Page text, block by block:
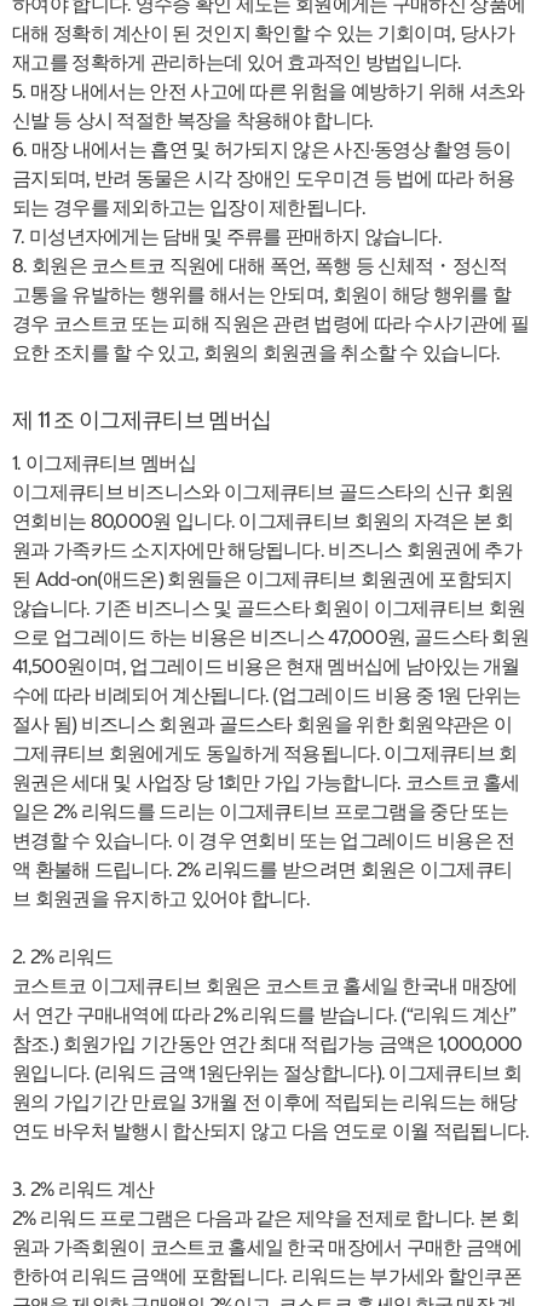
대해 정확히 계산이 된 것인지 확인할 수 있는 기회이며, 당사가
재고를 정확하게 관리하는데 있어 효과적인 방법입니다.
5. 매장 내에서는 안전 사고에 따른 위험을 예방하기 위해 셔츠와
신발 등 상시 적절한 복장을 착용해야 합니다.
6. 매장 내에서는 흡연 및 허가되지 않은 사진·동영상 촬영 등이
금지되며, 반려 동물은 시각 장애인 도우미견 등 법에 따라 허용
되는 경우를 제외하고는 입장이 제한됩니다.
7. 미성년자에게는 담배 및 주류를 판매하지 않습니다.
8. 회원은 코스트코 직원에 대해 폭언, 폭행 등 신체적・정신적
고통을 유발하는 행위를 해서는 안되며, 회원이 해당 행위를 할
경우 코스트코 또는 피해 직원은 관련 법령에 따라 수사기관에 필
요한 조치를 할 수 있고, 회원의 회원권을 취소할 수 있습니다.
제 11 조 이그제큐티브 멤버십
1. 이그제큐티브 멤버십
이그제큐티브 비즈니스와 이그제큐티브 골드스타의 신규 회원
연회비는 80,000원 입니다. 이그제큐티브 회원의 자격은 본 회
원과 가족카드 소지자에만 해당됩니다. 비즈니스 회원권에 추가
된 Add-on(애드온) 회원들은 이그제큐티브 회원권에 포함되지
않습니다. 기존 비즈니스 및 골드스타 회원이 이그제큐티브 회원
으로 업그레이드 하는 비용은 비즈니스 47,000원, 골드스타 회원
41,500원이며, 업그레이드 비용은 현재 멤버십에 남아있는 개월
수에 따라 비례되어 계산됩니다. (업그레이드 비용 중 1원 단위는
절사 됨) 비즈니스 회원과 골드스타 회원을 위한 회원약관은 이
그제큐티브 회원에게도 동일하게 적용됩니다. 이그제큐티브 회
원권은 세대 및 사업장 당 1회만 가입 가능합니다. 코스트코 홀세
일은 2% 리워드를 드리는 이그제큐티브 프로그램을 중단 또는
변경할 수 있습니다. 이 경우 연회비 또는 업그레이드 비용은 전
액 환불해 드립니다. 2% 리워드를 받으려면 회원은 이그제큐티
브 회원권을 유지하고 있어야 합니다.
2. 2% 리워드
코스트코 이그제큐티브 회원은 코스트코 홀세일 한국내 매장에
서 연간 구매내역에 따라 2% 리워드를 받습니다. (“리워드 계산”
참조.) 회원가입 기간동안 연간 최대 적립가능 금액은 1,000,000
원입니다. (리워드 금액 1원단위는 절상합니다). 이그제큐티브 회
원의 가입기간 만료일 3개월 전 이후에 적립되는 리워드는 해당
연도 바우처 발행시 합산되지 않고 다음 연도로 이월 적립됩니다.
3. 2% 리워드 계산
2% 리워드 프로그램은 다음과 같은 제약을 전제로 합니다. 본 회
원과 가족회원이 코스트코 홀세일 한국 매장에서 구매한 금액에
한하여 리워드 금액에 포함됩니다. 리워드는 부가세와 할인쿠폰